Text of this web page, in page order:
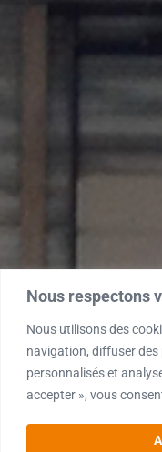
Nous respectons
Nous utilisons des
navigation, diffuser
personnalisés et
accepter », vous